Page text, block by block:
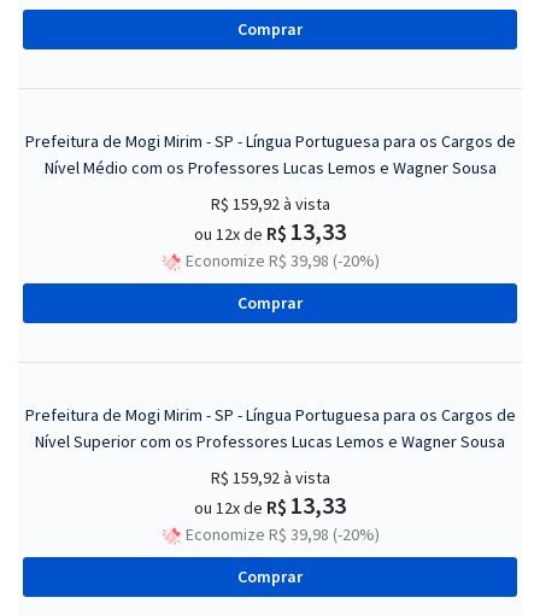
Comprar
Prefeitura de Mogi Mirim - SP - Língua Portuguesa para os Cargos de
Nível Médio com os Professores Lucas Lemos e Wagner Sousa
R$ 159,92à vista
ou 12x de R$ 13,33
Economize R$ 39,98 (-20%)
Comprar
Prefeitura de Mogi Mirim - SP - Língua Portuguesa para os Cargos de
Nível Superior com os Professores Lucas Lemos e Wagner Sousa
R$ 159,92à vista
ou 12x de R$ 13,33
Economize R$ 39,98 (-20%)
Comprar